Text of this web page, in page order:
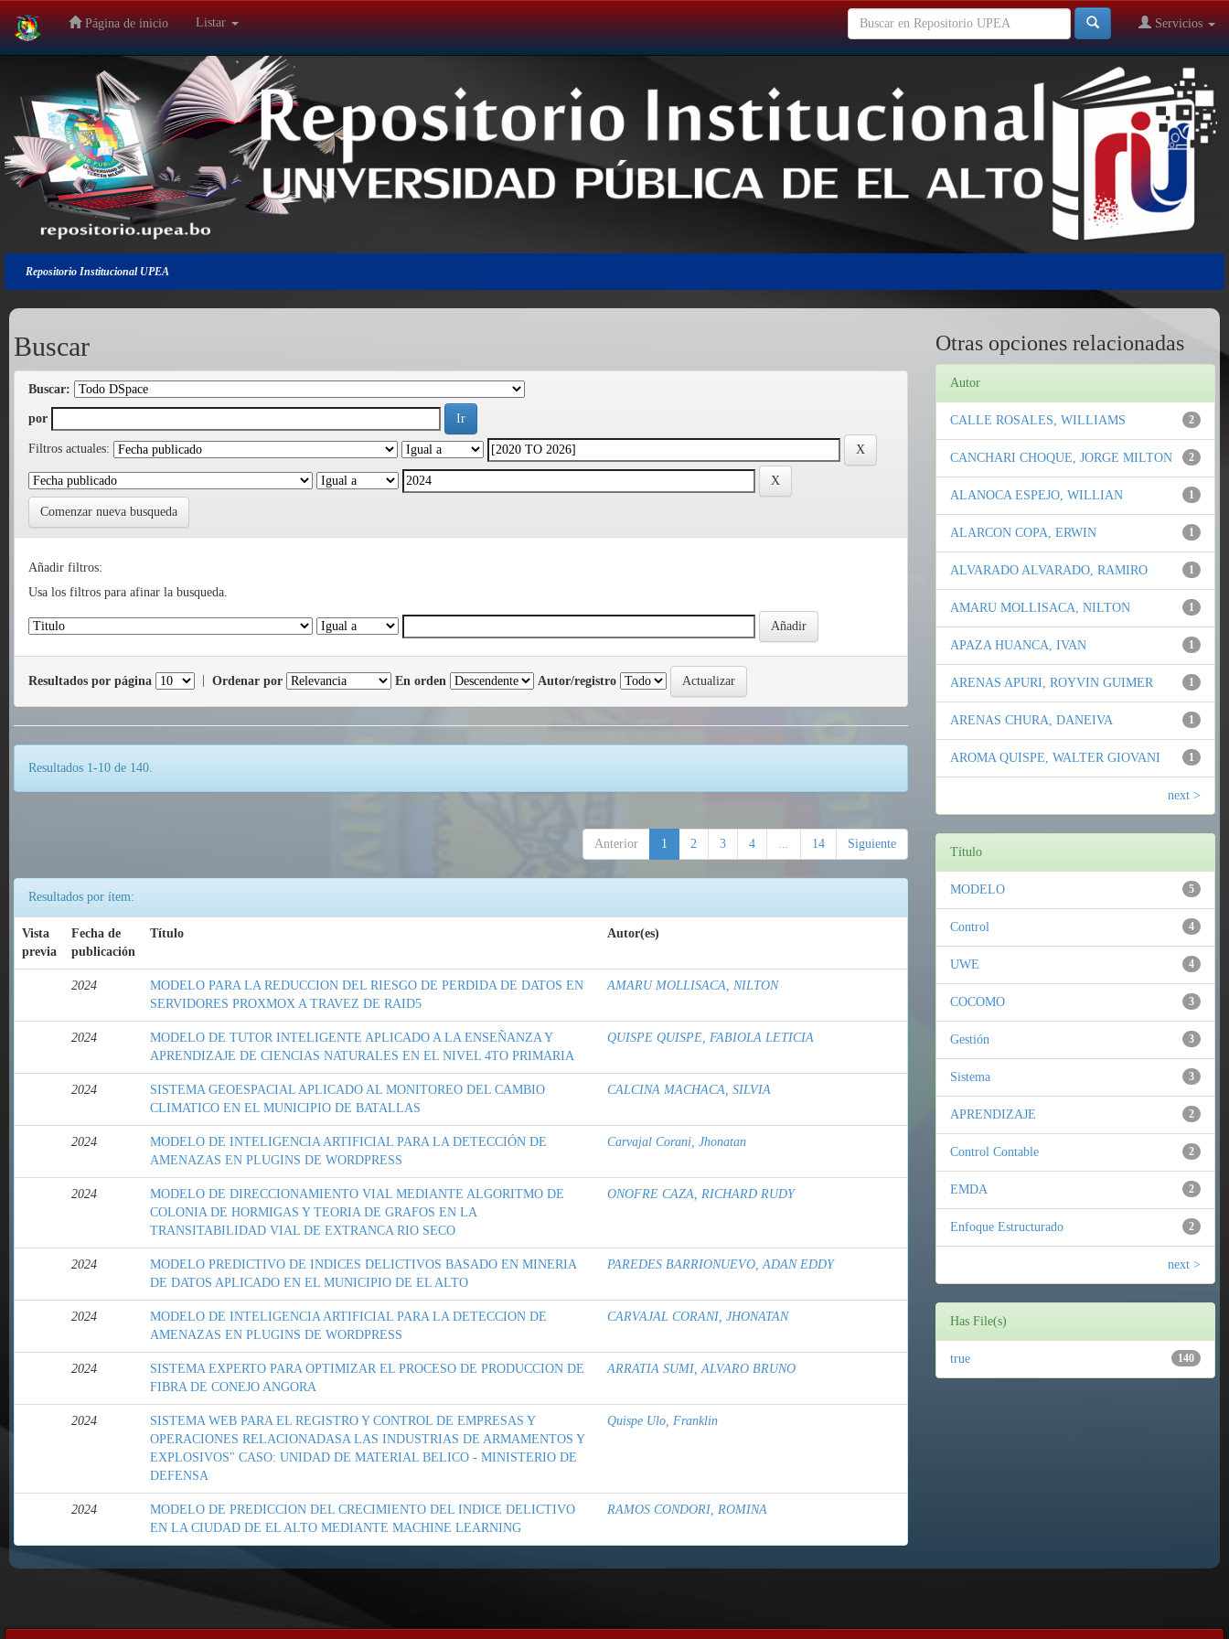
Salir
navegación
Página de inicio Listar Servicios
Repositorio Institucional UPEA
Buscar
Buscar:
por
Filtros actuales:
Comenzar nueva busqueda
Añadir filtros:
Usa los filtros para afinar la busqueda.
Resultados por página Ordenar por En orden Autor/registro
Resultados 1-10 de 140.
Anterior 1 2 3 4 ... 14 Siguiente
Resultados por ítem:
Vista
previa
Fecha de
publicación
Título Autor(es)
2024
MODELO PARA LA REDUCCION DEL RIESGO DE PERDIDA DE DATOS EN
SERVIDORES PROXMOX A TRAVEZ DE RAID5
AMARU MOLLISACA, NILTON
2024
MODELO DE TUTOR INTELIGENTE APLICADO A LA ENSEÑANZA Y
APRENDIZAJE DE CIENCIAS NATURALES EN EL NIVEL 4TO PRIMARIA
QUISPE QUISPE, FABIOLA LETICIA
2024
SISTEMA GEOESPACIAL APLICADO AL MONITOREO DEL CAMBIO
CLIMATICO EN EL MUNICIPIO DE BATALLAS
CALCINA MACHACA, SILVIA
2024
MODELO DE INTELIGENCIA ARTIFICIAL PARA LA DETECCIÓN DE
AMENAZAS EN PLUGINS DE WORDPRESS
Carvajal Corani, Jhonatan
2024
MODELO DE DIRECCIONAMIENTO VIAL MEDIANTE ALGORITMO DE
COLONIA DE HORMIGAS Y TEORIA DE GRAFOS EN LA
TRANSITABILIDAD VIAL DE EXTRANCA RIO SECO
ONOFRE CAZA, RICHARD RUDY
2024
MODELO PREDICTIVO DE INDICES DELICTIVOS BASADO EN MINERIA
DE DATOS APLICADO EN EL MUNICIPIO DE EL ALTO
PAREDES BARRIONUEVO, ADAN EDDY
2024
MODELO DE INTELIGENCIA ARTIFICIAL PARA LA DETECCION DE
AMENAZAS EN PLUGINS DE WORDPRESS
CARVAJAL CORANI, JHONATAN
2024
SISTEMA EXPERTO PARA OPTIMIZAR EL PROCESO DE PRODUCCION DE
FIBRA DE CONEJO ANGORA
ARRATIA SUMI, ALVARO BRUNO
2024
SISTEMA WEB PARA EL REGISTRO Y CONTROL DE EMPRESAS Y
OPERACIONES RELACIONADASA LAS INDUSTRIAS DE ARMAMENTOS Y
EXPLOSIVOS" CASO: UNIDAD DE MATERIAL BELICO - MINISTERIO DE
DEFENSA
Quispe Ulo, Franklin
2024
MODELO DE PREDICCION DEL CRECIMIENTO DEL INDICE DELICTIVO
EN LA CIUDAD DE EL ALTO MEDIANTE MACHINE LEARNING
RAMOS CONDORI, ROMINA
Otras opciones relacionadas
Autor
2
CALLE ROSALES, WILLIAMS
2
CANCHARI CHOQUE, JORGE MILTON
1
ALANOCA ESPEJO, WILLIAN
1
ALARCON COPA, ERWIN
1
ALVARADO ALVARADO, RAMIRO
1
AMARU MOLLISACA, NILTON
1
APAZA HUANCA, IVAN
1
ARENAS APURI, ROYVIN GUIMER
1
ARENAS CHURA, DANEIVA
1
AROMA QUISPE, WALTER GIOVANI
next >
Título
5
MODELO
4
Control
4
UWE
3
COCOMO
3
Gestión
3
Sistema
2
APRENDIZAJE
2
Control Contable
2
EMDA
2
Enfoque Estructurado
next >
Has File(s)
140
true